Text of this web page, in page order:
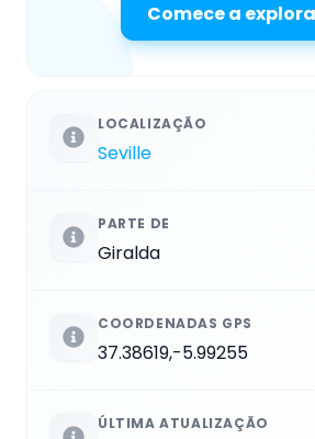
Comece a
LOCALIZAÇÃO
Seville
PARTE DE
Giralda
COORDENADAS GPS
37.38619,-5.99255
ÚLTIMA ATUALIZAÇÃO